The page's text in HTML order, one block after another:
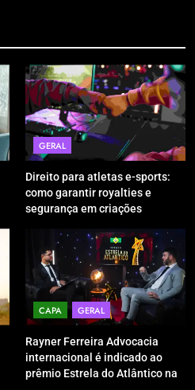
GERAL
Direito para atletas e-sports:
como garantir royalties e
segurança em criações
CAPA GERAL
Rayner Ferreira Advocacia
internacional é indicado ao
prêmio Estrela do Atlântico na